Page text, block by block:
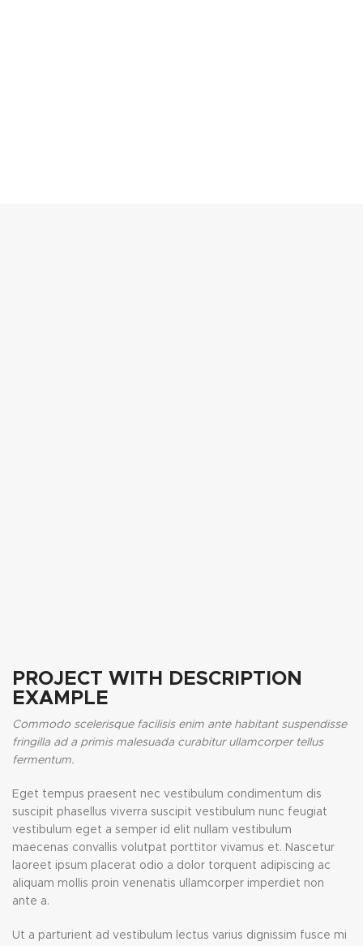
PROJECT WITH DESCRIPTION
EXAMPLE
Commodo scelerisque facilisis enim ante habitant suspendisse
fringilla ad a primis malesuada curabitur ullamcorper tellus
fermentum.
Eget tempus praesent nec vestibulum condimentum dis
suscipit phasellus viverra suscipit vestibulum nunc feugiat
vestibulum eget a semper id elit nullam vestibulum
maecenas convallis volutpat porttitor vivamus et. Nascetur
laoreet ipsum placerat odio a dolor torquent adipiscing ac
aliquam mollis proin venenatis ullamcorper imperdiet non
ante a.
Ut a parturient ad vestibulum lectus varius dignissim fusce mi